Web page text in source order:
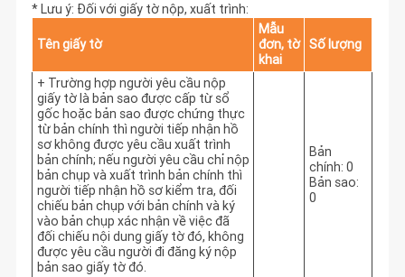
* Lưu ý: Đối với giấy tờ nộp, xuất trình:
Tên giấy tờ
Mẫu
đơn, tờ
khai
Số lượng
+ Trường hợp người yêu cầu nộp
giấy tờ là bản sao được cấp từ sổ
gốc hoặc bản sao được chứng thực
từ bản chính thì người tiếp nhận hồ
sơ không được yêu cầu xuất trình
bản chính; nếu người yêu cầu chỉ nộp
bản chụp và xuất trình bản chính thì
người tiếp nhận hồ sơ kiểm tra, đối
chiếu bản chụp với bản chính và ký
vào bản chụp xác nhận về việc đã
đối chiếu nội dung giấy tờ đó, không
được yêu cầu người đi đăng ký nộp
bản sao giấy tờ đó.
Bản
chính: 0
Bản sao:
0